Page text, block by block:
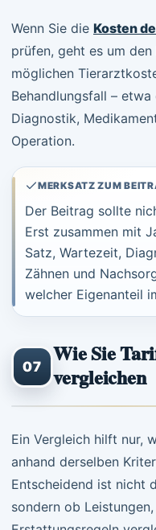
Wenn Sie die Kosten
prüfen, geht es um
möglichen
Behandlungsfall –
Diagnostik,
Operation.
MERKSATZ ZUM
Der Beitrag sollte
Erst zusammen mit
Satz, Wartezeit,
Zähnen und
welcher Eigenanteil
07
Wie Sie
vergleichen
Ein Vergleich hilft nur,
anhand derselben
Entscheidend ist nicht
sondern ob